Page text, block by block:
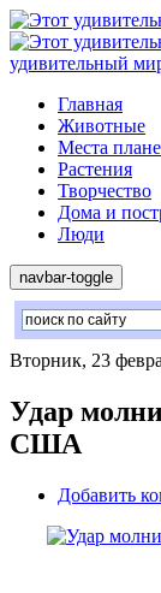
удивительный
Главная
Животные
Места
Растения
Творчество
Дома и
Люди
navbar-toggle
Вторник, 23
Удар
США
Добавить